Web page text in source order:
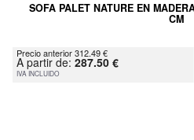
SOFA PALET NATURE EN
CM
Precio anterior 312.49 €
A partir de: 287.50 €
IVA INCLUIDO